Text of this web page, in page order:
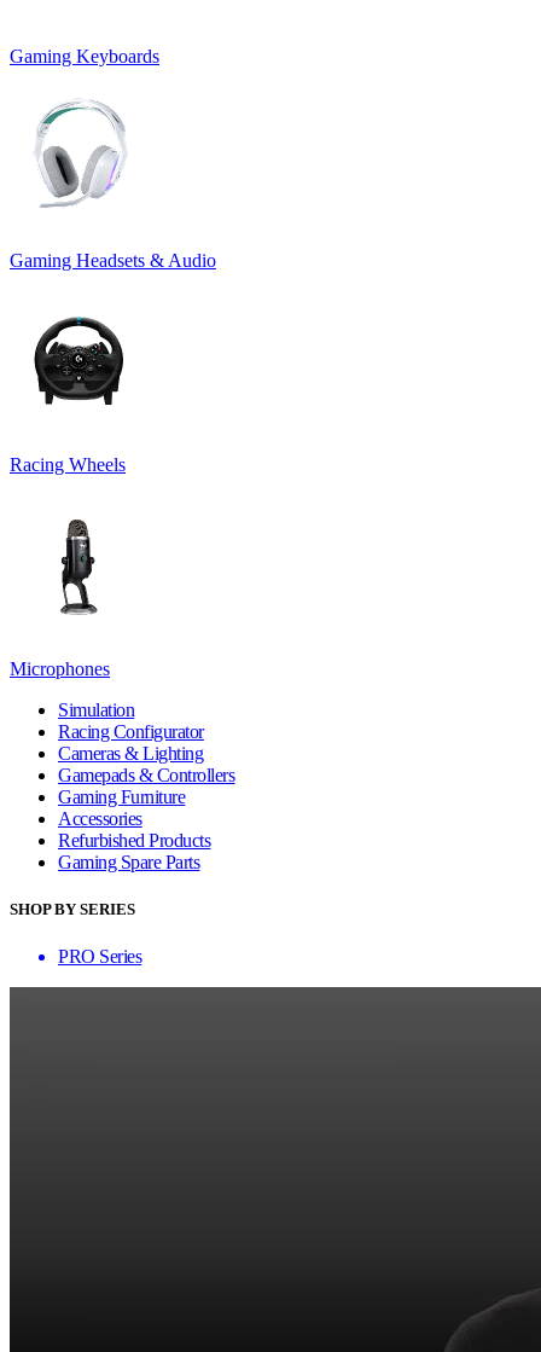
Gaming Keyboards
Gaming Headsets & Audio
Racing Wheels
Microphones
Simulation
Racing Configurator
Cameras & Lighting
Gamepads & Controllers
Gaming Furniture
Accessories
Refurbished Products
Gaming Spare Parts
SHOP BY SERIES
PRO Series